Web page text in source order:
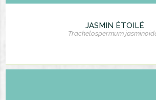
JASMIN ÉTOILÉ
Trachelospermum